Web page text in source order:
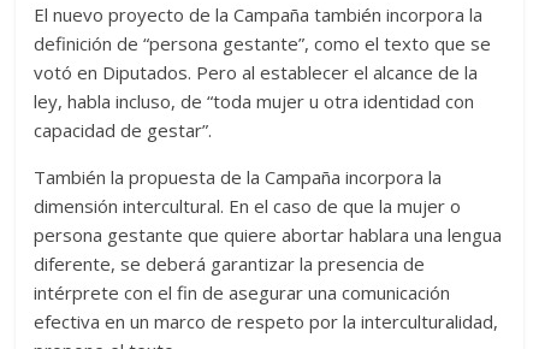
El nuevo proyecto de la Campaña también incorpora la
definición de “persona gestante”, como el texto que se
votó en Diputados. Pero al establecer el alcance de la
ley, habla incluso, de “toda mujer u otra identidad con
capacidad de gestar”.
También la propuesta de la Campaña incorpora la
dimensión intercultural. En el caso de que la mujer o
persona gestante que quiere abortar hablara una lengua
diferente, se deberá garantizar la presencia de
intérprete con el fin de asegurar una comunicación
efectiva en un marco de respeto por la interculturalidad,